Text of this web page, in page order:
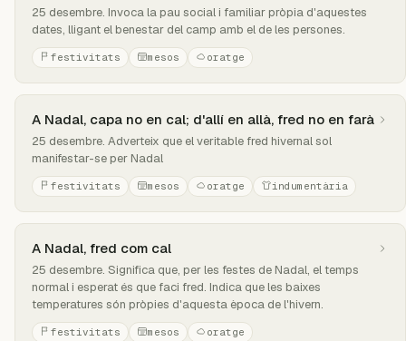
25 desembre. Invoca la pau social i familiar pròpia d'aquestes
dates, lligant el benestar del camp amb el de les persones.
festivitats mesos oratge
A Nadal, capa no en cal; d'allí en allà, fred no en farà
25 desembre. Adverteix que el veritable fred hivernal sol
manifestar-se per Nadal
festivitats mesos oratge indumentària
A Nadal, fred com cal
25 desembre. Significa que, per les festes de Nadal, el temps
normal i esperat és que faci fred. Indica que les baixes
temperatures són pròpies d'aquesta època de l'hivern.
festivitats mesos oratge